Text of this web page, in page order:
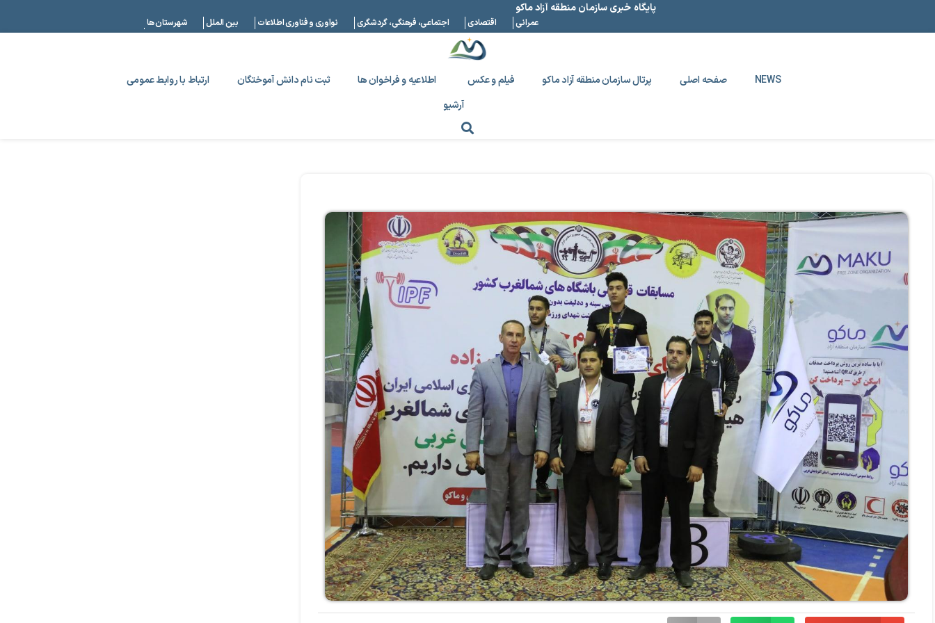
پایگاه خبری سازمان منطقه آزاد ماکو
عمرانی اقتصادی اجتماعی، فرهنگی، گردشگری نوآوری و فناوری اطلاعات بین الملل شهرستان ها
NEWS صفحه اصلی پرتال سازمان منطقه آزاد ماکو فیلم و عکس اطلاعیه و فراخوان ها ثبت نام دانش آموختگان
ارتباط با روابط عمومی
آرشیو